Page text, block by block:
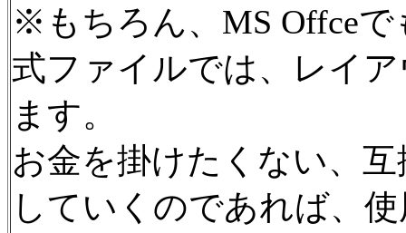
※もちろん、MS Offceで
式ファイルでは、レイ
ます。
お金を掛けたくない、
していくのであれば、